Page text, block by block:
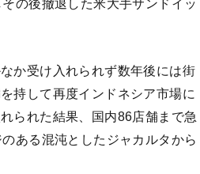
の後撤退した米大手サンドイッ
か受け入れられず数年後には街
持して再度インドネシア市場に
られた結果、国内86店舗まで急
ある混沌としたジャカルタから